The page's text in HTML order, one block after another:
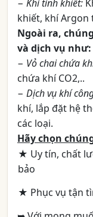
− Khí tinh khiết:
khiết, khí Argon
Ngoài ra,
và dịch vụ như:
− Vỏ chai chứa
chứa khí CO2,..
− Dịch vụ khí
khí, lắp đặt hệ
các loại.
Hãy chọn
★ Uy tín, chất
bảo
★ Phục vụ tận